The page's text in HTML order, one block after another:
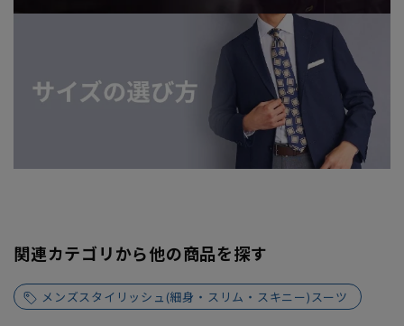
関連カテゴリから他の商品を探す
メンズスタイリッシュ(細身・スリム・スキニー)スーツ